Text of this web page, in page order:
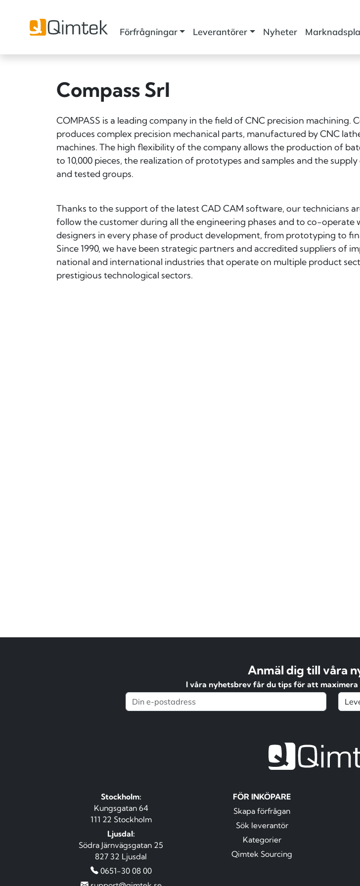
Förfrågningar Leverantörer Nyheter
Compass Srl
COMPASS is a leading company in the field of CNC precision machining.
produces complex precision mechanical parts, manufactured by CNC
machines. The high flexibility of the company allows the production of
to 10,000 pieces, the realization of prototypes and samples and the supply
and tested groups.
Thanks to the support of the latest CAD CAM software, our technicians
follow the customer during all the engineering phases and to co-operate
designers in every phase of product development, from prototyping to
Since 1990, we have been strategic partners and accredited suppliers of
national and international industries that operate on multiple product
prestigious technological sectors.
Anmäl dig till våra
I våra nyhetsbrev får du tips för att maximera
Stockholm:
Kungsgatan 64
111 22 Stockholm
Ljusdal:
Södra Järnvägsgatan 25
827 32 Ljusdal
0651-30 08 00
FÖR INKÖPARE
Skapa förfrågan
Sök leverantör
Kategorier
Qimtek Sourcing